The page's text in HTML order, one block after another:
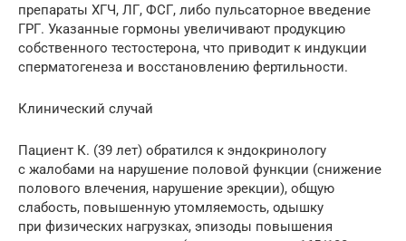
препараты ХГЧ, ЛГ, ФСГ, либо пульсаторное введение
ГРГ. Указанные гормоны увеличивают продукцию
собственного тестостерона, что приводит к индукции
сперматогенеза и восстановлению ­фертильности.
Клинический случай
Пациент К. (39 лет) обратился к эндокринологу
с жалобами на нарушение половой функции (снижение
полового влечения, нарушение эрекции), общую
слабость, повышенную утомляемость, одышку
при физических нагрузках, эпизоды повышения